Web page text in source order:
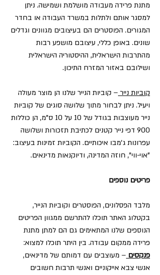
מתנת פרידה מעבודה מושלמת ושמישה. ניתן
למסגר אותם ולתלות במשרד העבודה או בחדר
המגורים. הפוסטרים הם בעיצובים מגוונים וגדלים
שונים. באופן כללי, עיצובם מושפע רבות
מהתרבות הישראלית, ההיסטוריה הישראלית
ושילובם באזור המזרח התיכון.
קוביות נייר – קוביות הנייר שלנו הן מוצר מעולה
ויעיל. ניתן לבחור מתוך שלושה סוגים של קוביות
נייר מעוצבות בגודל של 10 על 10 ס"מ, הן כוללות
900 דפי נייר קטנים לכתיבת תזכורות ושלושה
עפרונות ג'מבו איכותיים. הקוביות זמינות בעיצוב:
"אוי-ווי", חוזה המדינה, ודיוקנאות מדינאים.
פריטים נוספים
מלבד הפסלונים, הפוסטרים וקוביות הנייר,
בקטלוג האתר תוכלו להתרשם ממגוון הפריטים
הנוספים שלנו המתאימים גם הם למתן מתנת
פרידה ממקום עבודה. בין היתר תוכלו למצוא:
פנקסים – מעוצבים עם דמותם של מדינאים,
אנשי צבא אייקוניים ואנשי תרבות חשובים